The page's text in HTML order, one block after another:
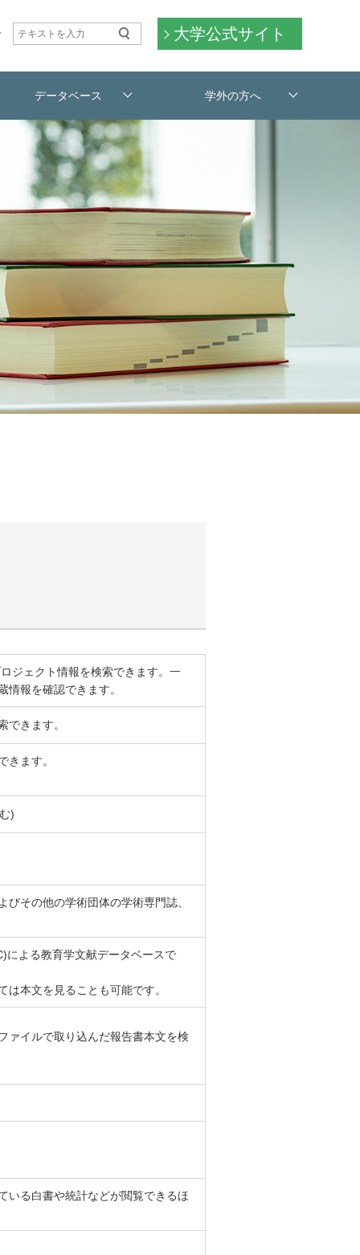
大学公式サイト
データベース 学外の方へ
ジェクト情報を検索できます。一
報を確認できます。
できます。
きます。
)
その他の学術団体の学術専門誌、
による教育学文献データベースで
本文を見ることも可能です。
ァイルで取り込んだ報告書本文を検
いる白書や統計などが閲覧できるほ